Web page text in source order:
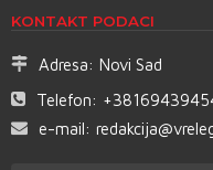
KONTAKT PODACI
Adresa: Novi Sad
Telefon:
e-mail: